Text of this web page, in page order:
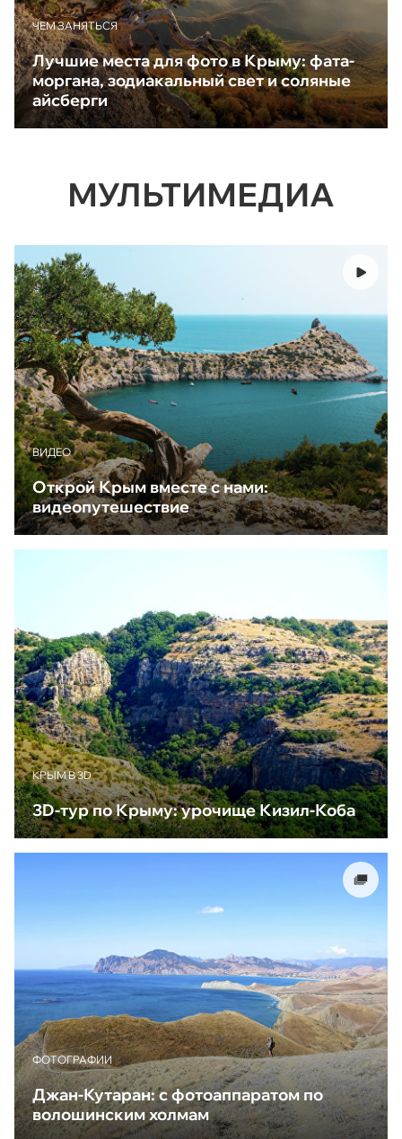
ЧЕМ ЗАНЯТЬСЯ
Лучшие места для фото в Крыму: фата-
моргана, зодиакальный свет и соляные
айсберги
МУЛЬТИМЕДИА
ВИДЕО
Открой Крым вместе с нами:
видеопутешествие
КРЫМ В 3D
3D-тур по Крыму: урочище Кизил-Коба
ФОТОГРАФИИ
Джан-Кутаран: с фотоаппаратом по
волошинским холмам